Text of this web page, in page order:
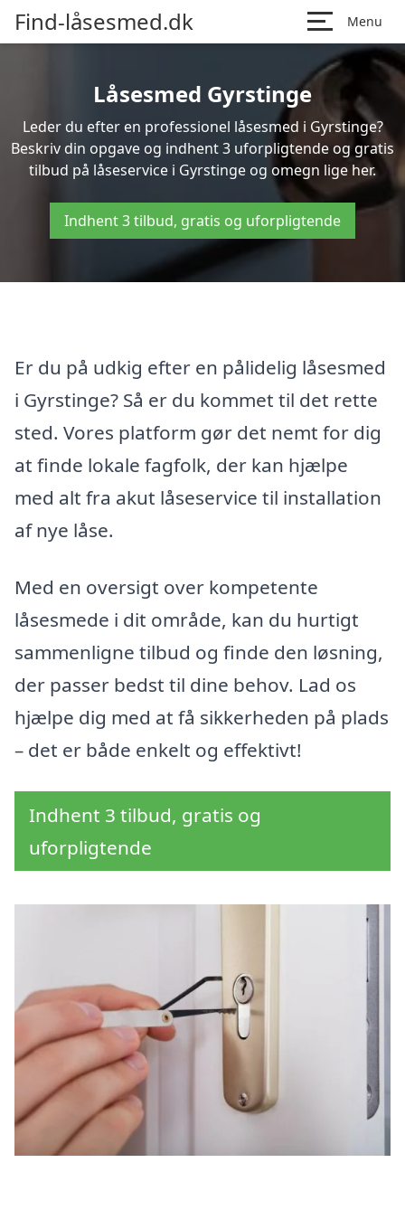
Find-låsesmed.dk Menu
Låsesmed Gyrstinge
Leder du efter en professionel låsesmed i Gyrstinge?
Beskriv din opgave og indhent 3 uforpligtende og gratis
tilbud på låseservice i Gyrstinge og omegn lige her.
Indhent 3 tilbud, gratis og uforpligtende
Er du på udkig efter en pålidelig låsesmed
i Gyrstinge? Så er du kommet til det rette
sted. Vores platform gør det nemt for dig
at finde lokale fagfolk, der kan hjælpe
med alt fra akut låseservice til installation
af nye låse.
Med en oversigt over kompetente
låsesmede i dit område, kan du hurtigt
sammenligne tilbud og finde den løsning,
der passer bedst til dine behov. Lad os
hjælpe dig med at få sikkerheden på plads
– det er både enkelt og effektivt!
Indhent 3 tilbud, gratis og
uforpligtende